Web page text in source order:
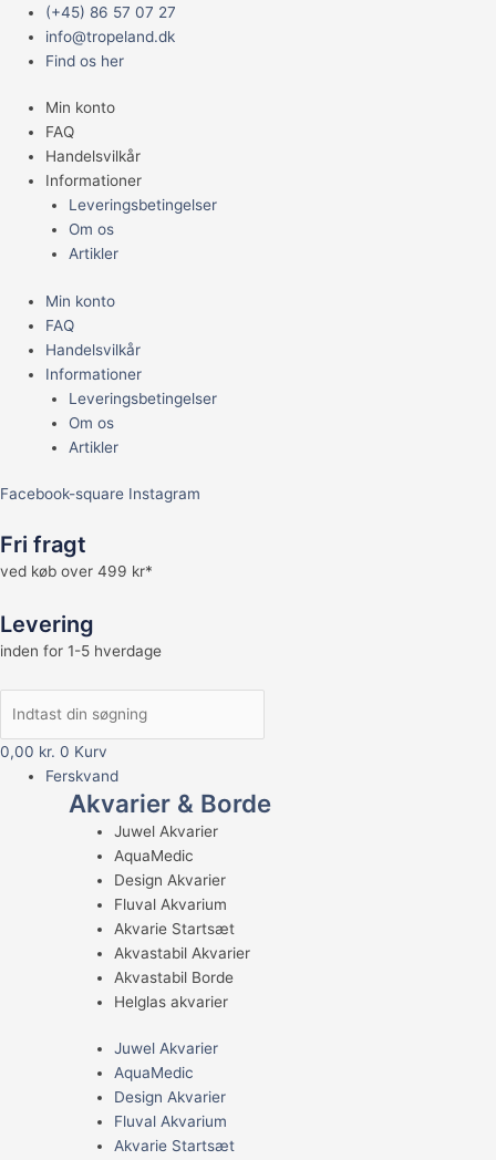
(+45) 86 57 07 27
info@tropeland.dk
Find os her
Min konto
FAQ
Handelsvilkår
Informationer
Leveringsbetingelser
Om os
Artikler
Min konto
FAQ
Handelsvilkår
Informationer
Leveringsbetingelser
Om os
Artikler
Facebook-square Instagram
Fri fragt
ved køb over 499 kr*
Levering
inden for 1-5 hverdage
0,00 kr. 0 Kurv
Main
Menu
Ferskvand
Akvarier & Borde
Juwel Akvarier
AquaMedic
Design Akvarier
Fluval Akvarium
Akvarie Startsæt
Akvastabil Akvarier
Akvastabil Borde
Helglas akvarier
Juwel Akvarier
AquaMedic
Design Akvarier
Fluval Akvarium
Akvarie Startsæt